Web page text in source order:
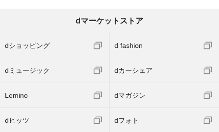
dマーケットストア
dショッピング d fashion
dミュージック dカーシェア
Lemino dマガジン
dヒッツ dフォト